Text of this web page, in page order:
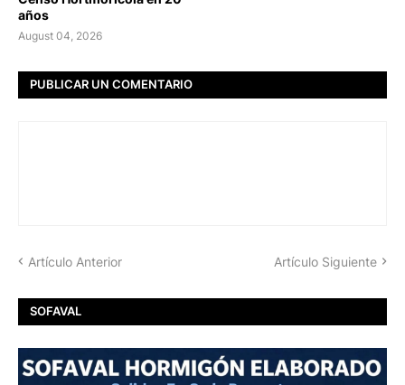
años
August 04, 2026
PUBLICAR UN COMENTARIO
Artículo Anterior Artículo Siguiente
SOFAVAL